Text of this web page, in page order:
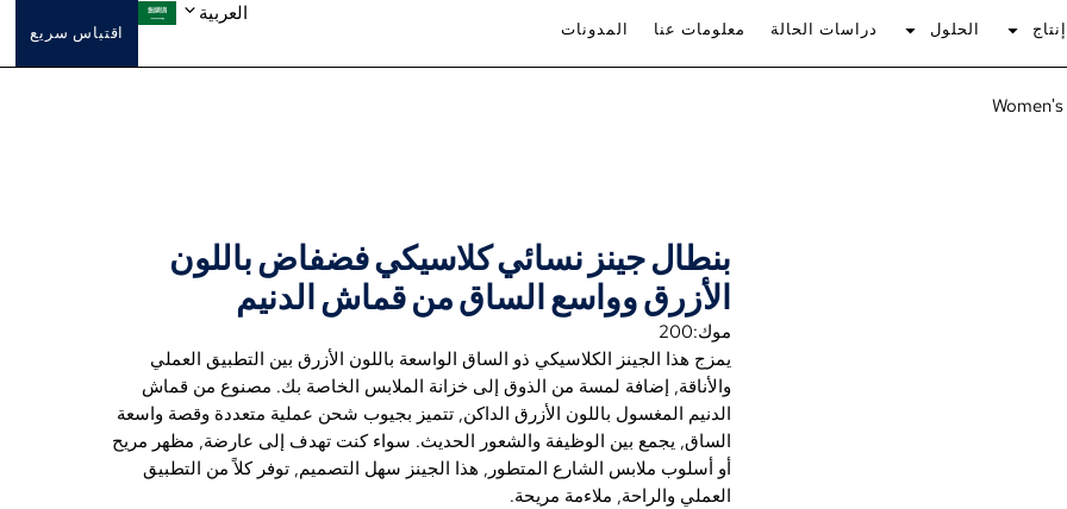
إنتاج الحلول دراسات الحالة معلومات عنا المدونات اقتباس سريع
العربية
بنطال جينز نسائي كلاسيكي فضفاض باللون
الأزرق وواسع الساق من قماش الدنيم
موك:200
يمزج هذا الجينز الكلاسيكي ذو الساق الواسعة باللون الأزرق بين التطبيق العملي
والأناقة, إضافة لمسة من الذوق إلى خزانة الملابس الخاصة بك. مصنوع من قماش
الدنيم المغسول باللون الأزرق الداكن, تتميز بجيوب شحن عملية متعددة وقصة واسعة
الساق, يجمع بين الوظيفة والشعور الحديث. سواء كنت تهدف إلى عارضة, مظهر مريح
أو أسلوب ملابس الشارع المتطور, هذا الجينز سهل التصميم, توفر كلاً من التطبيق
العملي والراحة, ملاءمة مريحة.